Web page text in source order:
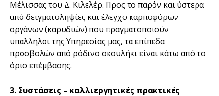
Μέλισσας του Δ. Κιλελέρ. Προς το παρόν και ύστερα
από δειγματοληψίες και έλεγχο καρποφόρων
οργάνων (καρυδιών) που πραγματοποιούν
υπάλληλοι της Υπηρεσίας μας, τα επίπεδα
προσβολών από ρόδινο σκουλήκι είναι κάτω από το
όριο επέμβασης.
3. Συστάσεις – καλλιεργητικές πρακτικές